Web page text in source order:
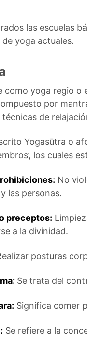
las escuelas
yoga actuales.
como yoga regio o
por
de
Yogasūtra o
los cuales
No
las personas.
preceptos:
a la divinidad.
posturas
Se trata del
Significa comer
Se refiere a la